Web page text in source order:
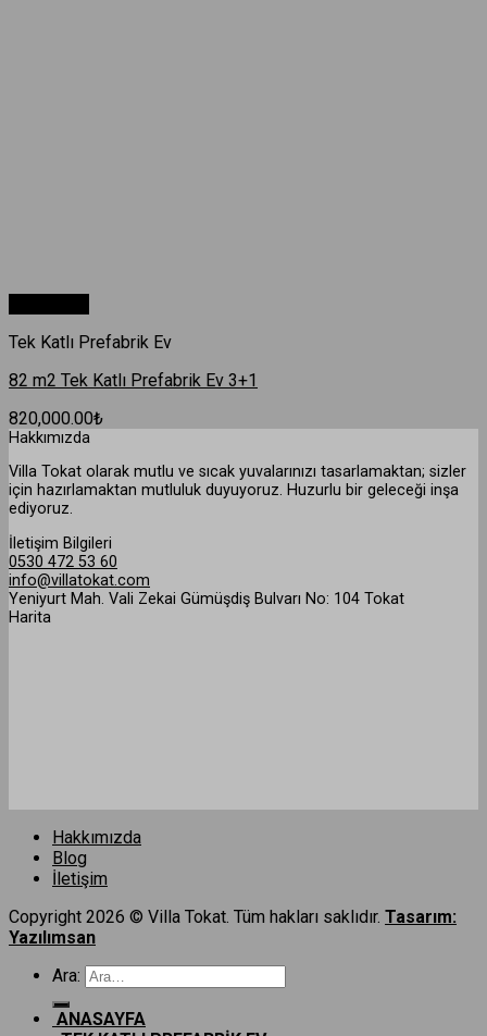
Tek Katlı Prefabrik Ev
82 m2 Tek Katlı Prefabrik Ev 3+1
820,000.00₺
Hakkımızda
Villa Tokat olarak mutlu ve sıcak yuvalarınızı tasarlamaktan; sizler
için hazırlamaktan mutluluk duyuyoruz. Huzurlu bir geleceği inşa
ediyoruz.
İletişim Bilgileri
0530 472 53 60
info@villatokat.com
Yeniyurt Mah. Vali Zekai Gümüşdiş Bulvarı No: 104 Tokat
Harita
Hakkımızda
Blog
İletişim
Copyright 2026 © Villa Tokat. Tüm hakları saklıdır. Tasarım:
Yazılımsan
Ara:
ANASAYFA